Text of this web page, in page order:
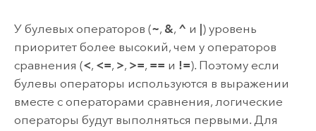
У булевых операторов (~, &, ^ и ) уровень
приоритет более высокий, чем у операторов
сравнения (<, <=, >, >=, == и !=). Поэтому если
булевы операторы используются в выражении
вместе с операторами сравнения, логические
операторы будут выполняться первыми. Для